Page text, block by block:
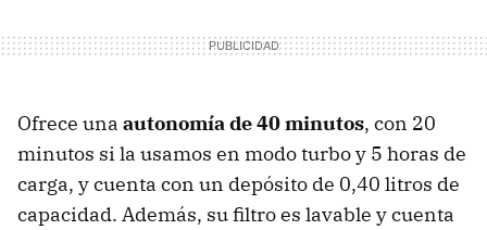
Ofrece una autonomía de 40 minutos, con 20
minutos si la usamos en modo turbo y 5 horas de
carga, y cuenta con un depósito de 0,40 litros de
capacidad. Además, su filtro es lavable y cuenta